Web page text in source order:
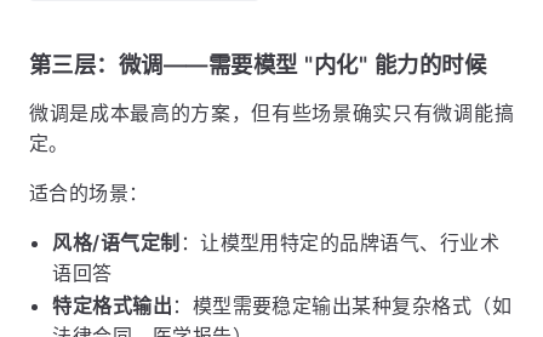
第三层：微调——需要模型 "内化" 能力的时候
微调是成本最高的方案，但有些场景确实只有微调能搞
定。
适合的场景：
风格/语气定制 ：让模型用特定的品牌语气、行业术
语回答
特定格式输出 ：模型需要稳定输出某种复杂格式（如